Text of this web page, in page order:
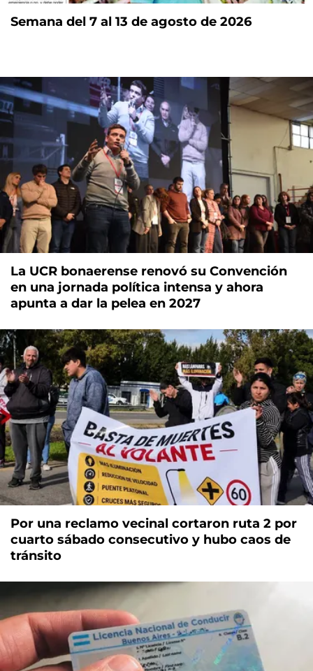
Semana del 7 al 13 de agosto de 2026
La UCR bonaerense renovó su Convención
en una jornada política intensa y ahora
apunta a dar la pelea en 2027
Por una reclamo vecinal cortaron ruta 2 por
cuarto sábado consecutivo y hubo caos de
tránsito